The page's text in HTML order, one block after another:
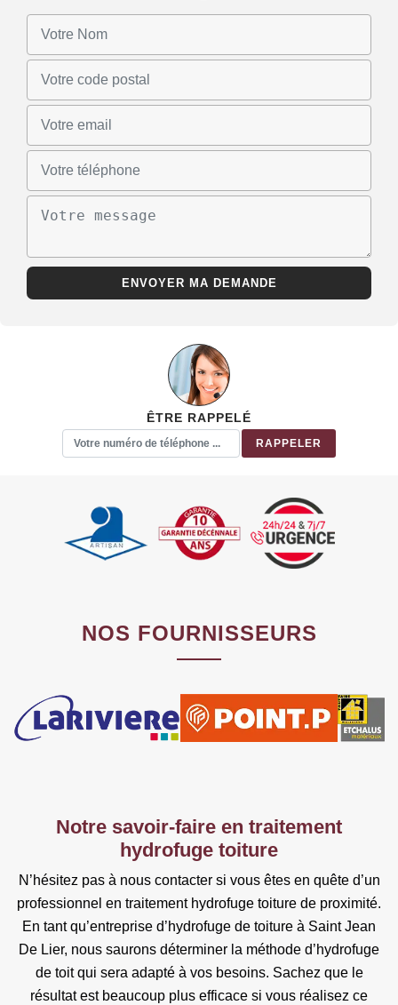
ÊTRE RAPPELÉ
NOS FOURNISSEURS
Notre savoir-faire en traitement
hydrofuge toiture
N’hésitez pas à nous contacter si vous êtes en quête d’un
professionnel en traitement hydrofuge toiture de proximité.
En tant qu’entreprise d’hydrofuge de toiture à Saint Jean
De Lier, nous saurons déterminer la méthode d’hydrofuge
de toit qui sera adapté à vos besoins. Sachez que le
résultat est beaucoup plus efficace si vous réalisez ce